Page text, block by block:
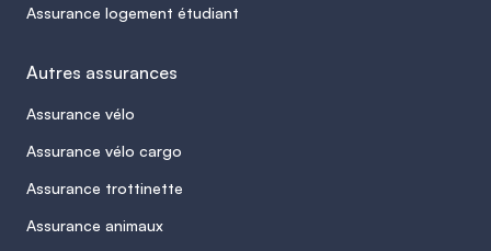
Assurance logement étudiant
Autres assurances
Assurance vélo
Assurance vélo cargo
Assurance trottinette
Assurance animaux